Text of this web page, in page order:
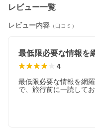
レビュー一覧
レビュー内容 （口コミ）
4
最低限必要な情報を網
で、旅行前に一読して